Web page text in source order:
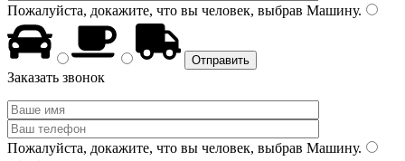
Пожалуйста, докажите, что вы человек, выбрав Машину.
Заказать звонок
Пожалуйста, докажите, что вы человек, выбрав Машину.